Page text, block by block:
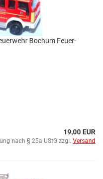
Bo­chum Feu­er­
19,00 EUR
nach § 25a UStG zzgl. Versand